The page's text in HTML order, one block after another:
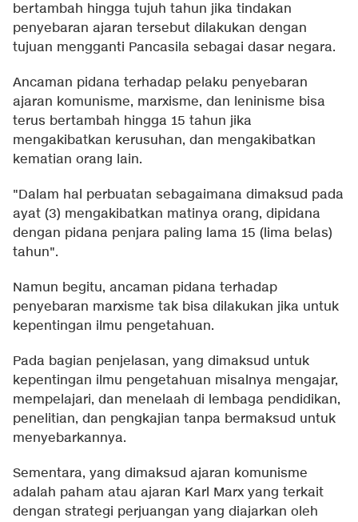
bertambah hingga tujuh tahun jika tindakan
penyebaran ajaran tersebut dilakukan dengan
tujuan mengganti Pancasila sebagai dasar negara.
Ancaman pidana terhadap pelaku penyebaran
ajaran komunisme, marxisme, dan leninisme bisa
terus bertambah hingga 15 tahun jika
mengakibatkan kerusuhan, dan mengakibatkan
kematian orang lain.
"Dalam hal perbuatan sebagaimana dimaksud pada
ayat (3) mengakibatkan matinya orang, dipidana
dengan pidana penjara paling lama 15 (lima belas)
tahun".
Namun begitu, ancaman pidana terhadap
penyebaran marxisme tak bisa dilakukan jika untuk
kepentingan ilmu pengetahuan.
Pada bagian penjelasan, yang dimaksud untuk
kepentingan ilmu pengetahuan misalnya mengajar,
mempelajari, dan menelaah di lembaga pendidikan,
penelitian, dan pengkajian tanpa bermaksud untuk
menyebarkannya.
Sementara, yang dimaksud ajaran komunisme
adalah paham atau ajaran Karl Marx yang terkait
dengan strategi perjuangan yang diajarkan oleh